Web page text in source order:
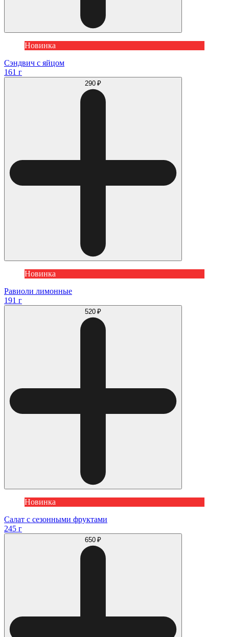
Новинка
Сэндвич с яйцом
161 г
290 ₽
Новинка
Равиоли лимонные
191 г
520 ₽
Новинка
Салат с сезонными фруктами
245 г
650 ₽